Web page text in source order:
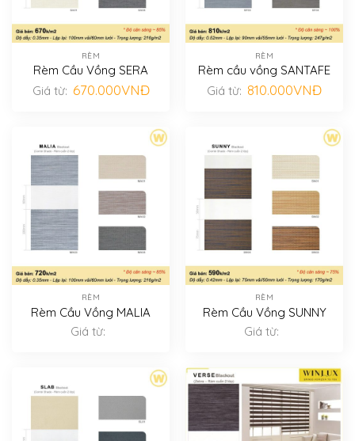
RÈM
Rèm Cầu Vồng SERA
Giá từ: 670.000VNĐ
RÈM
Rèm cầu vồng SANTAFE
Giá từ: 810.000VNĐ
RÈM
Rèm Cầu Vồng MALIA
Giá từ:
RÈM
Rèm Cầu Vồng SUNNY
Giá từ: